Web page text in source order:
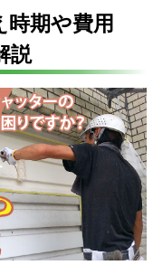
期や費用
説